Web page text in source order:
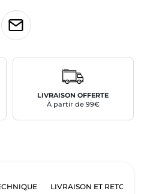
LIVRAISON OFFERTE
À partir de 99€
LIVRAISON ET RETOURS